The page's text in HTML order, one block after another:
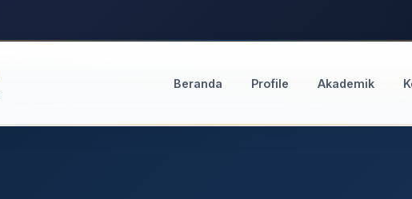
Beranda Profile Akademik